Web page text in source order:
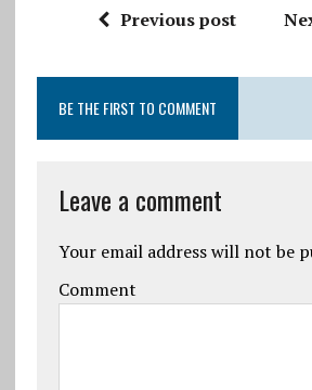
Previous post
BE THE FIRST TO COMMENT
Leave a comment
Your email address will not be
Comment